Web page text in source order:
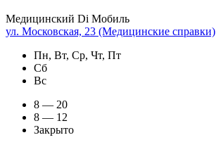
Медицинский Di Мобиль
ул. Московская, 23 (Медицинские справки)
Пн, Вт, Ср, Чт, Пт
Сб
Вс
8 — 20
8 — 12
Закрыто